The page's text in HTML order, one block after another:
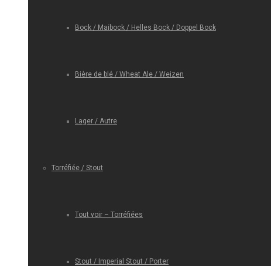
Bock / Maibock / Helles Bock / Doppel Bock
Bière de blé / Wheat Ale / Weizen
Lager / Autre
Torréfiée / Stout
Tout voir – Torréfiées
Stout / Imperial Stout / Porter